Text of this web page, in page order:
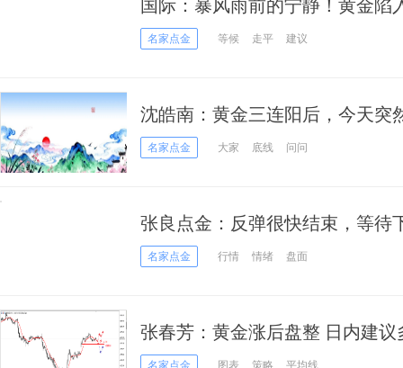
国际：暴风雨前的宁静！黄金陷
决议」将引爆单边大喷发？
名家点金 等候 走平 建议
沈皓南：黄金三连阳后，今天突
名家点金 大家 底线 问问
张良点金：反弹很快结束，等待
名家点金 行情 情绪 盘面
张春芳：黄金涨后盘整 日内建议
名家点金 图表 策略 平均线